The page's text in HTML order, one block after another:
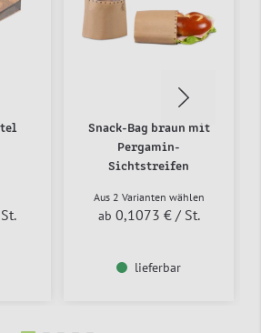
Snack-Bag braun mit
Pergamin-
Sichtstreifen
Aus 2 Varianten wählen
ab 0,1073 € / St.
lieferbar